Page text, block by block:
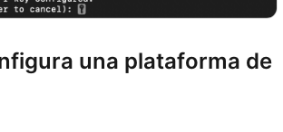
una plataforma de